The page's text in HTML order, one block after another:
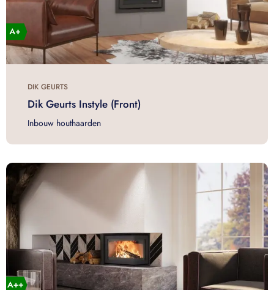
DIK GEURTS
Dik Geurts Instyle (Front)
Inbouw houthaarden